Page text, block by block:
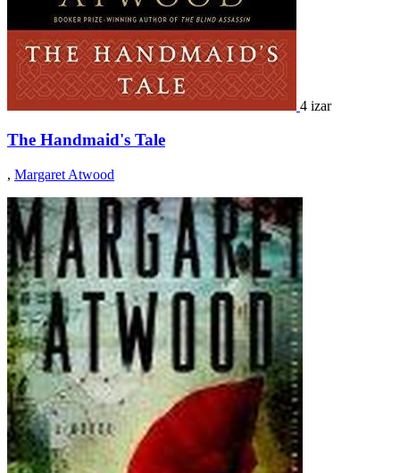
4 izar
The Handmaid's Tale
, Margaret Atwood